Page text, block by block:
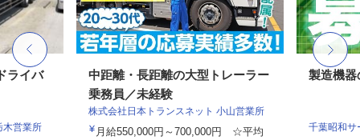
ライバ
営業所
中距離・長距離の大型トレーラー
乗務員／未経験
株式会社日本トランスネット 小山営業所
月給550,000円～700,000円 ☆平均
製造機器
千葉昭和サ